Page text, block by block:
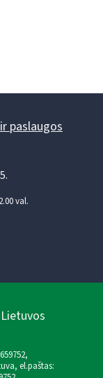
paslaugos
val.
el.paštas: